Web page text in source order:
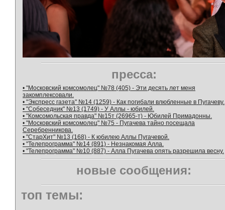
пресса:
• "Московский комсомолец" №78 (405) - Эти десять лет меня
закомплексовали.
• "Экспресс газета" №14 (1259) - Как погибали влюбленные в Пугачеву.
• "Собеседник" №13 (1749) - У Аллы - юбилей.
• "Комсомольская правда" №15т (26965-т) - Юбилей Примадонны.
• "Московский комсомолец" №75 - Пугачева тайно посещала
Серебренникова.
• "СтарХит" №13 (168) - К юбилею Аллы Пугачевой.
• "Телепрограмма" №14 (891) - Незнакомая Алла.
• "Телепрограмма" №10 (887) - Алла Пугачева опять разрешила весну.
новые сообщения:
топ темы: